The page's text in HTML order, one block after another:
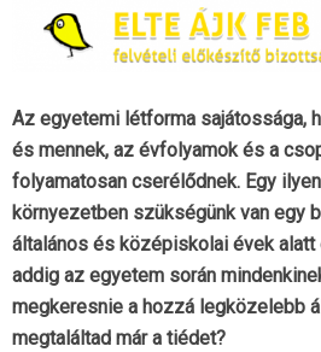
Az egyetemi létforma sajátossága,
és mennek, az évfolyamok és a
folyamatosan cserélődnek. Egy
környezetben szükségünk van egy
általános és középiskolai évek
addig az egyetem során
megkeresnie a hozzá legközelebb
megtaláltad már a tiédet?